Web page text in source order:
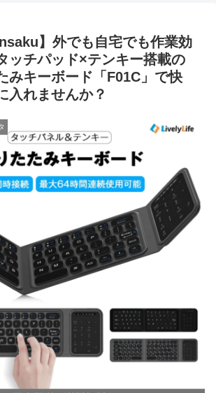
】外でも自宅でも作業効
ッチパッド×テンキー搭載の
みキーボード「F01C」で快
入れませんか？